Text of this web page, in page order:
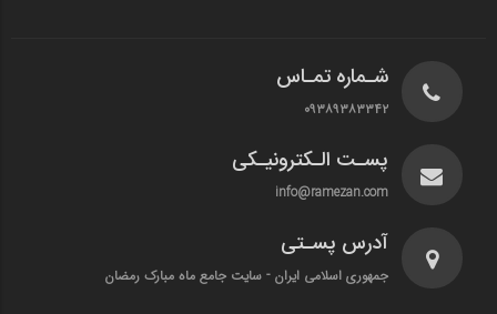
شـماره تمـاس
۰۹۳۸۹۳۸۳۳۴۲
پسـت الـکترونیـکی
info@ramezan.com
آدرس پسـتی
جمهوری اسلامی ایران - سایت جامع ماه مبارک رمضان